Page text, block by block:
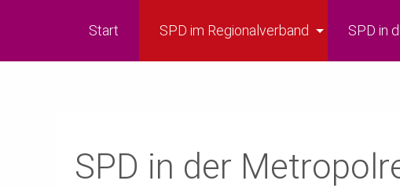
Start SPD im Regionalverband SPD in
SPD in der